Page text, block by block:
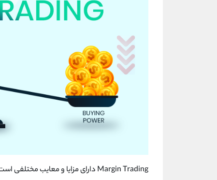
Margin Trading دارای مزایا و معایب مختلفی است. در زیر به برخی از این مزایا و معایب اشاره می‌کنیم: